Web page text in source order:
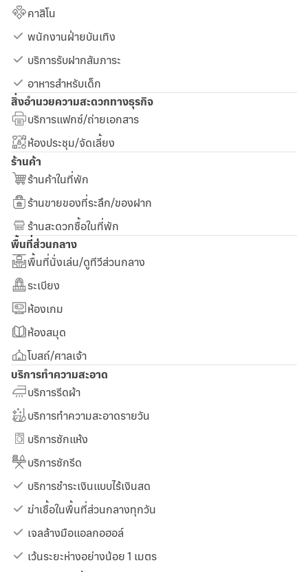
คาสิโน
พนักงานฝ่ายบันเทิง
บริการรับฝากสัมภาระ
อาหารสำหรับเด็ก
สิ่งอำนวยความสะดวกทางธุรกิจ
บริการแฟกซ์/ถ่ายเอกสาร
ห้องประชุม/จัดเลี้ยง
ร้านค้า
ร้านค้าในที่พัก
ร้านขายของที่ระลึก/ของฝาก
ร้านสะดวกซื้อในที่พัก
พื้นที่ส่วนกลาง
พื้นที่นั่งเล่น/ดูทีวีส่วนกลาง
ระเบียง
ห้องเกม
ห้องสมุด
โบสถ์/ศาลเจ้า
บริการทำความสะอาด
บริการรีดผ้า
บริการทำความสะอาดรายวัน
บริการซักแห้ง
บริการซักรีด
บริการชำระเงินแบบไร้เงินสด
ฆ่าเชื้อในพื้นที่ส่วนกลางทุกวัน
เจลล้างมือแอลกอฮอล์
เว้นระยะห่างอย่างน้อย 1 เมตร